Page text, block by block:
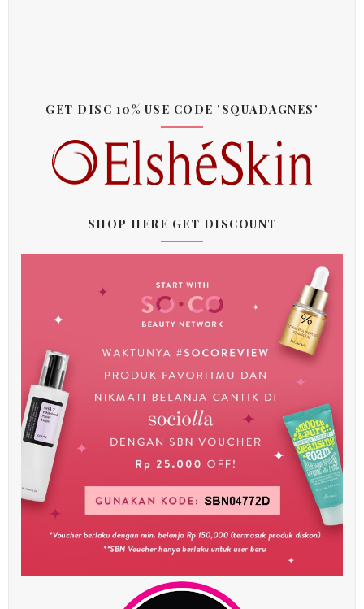
GET DISC 10% USE CODE 'SQUADAGNES'
SHOP HERE GET DISCOUNT